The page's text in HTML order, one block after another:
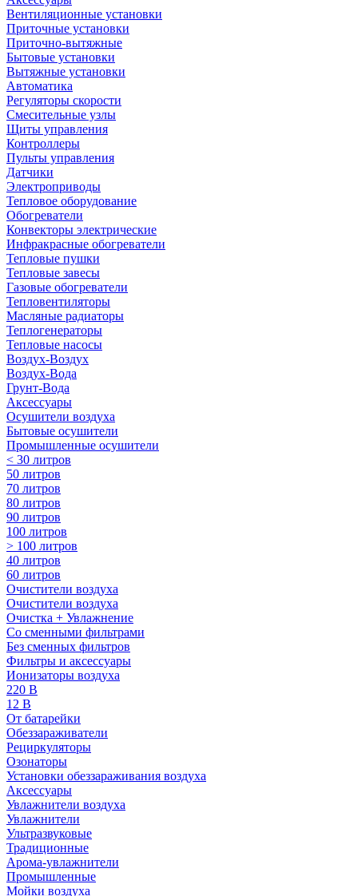
Вентиляционные установки
Приточные установки
Приточно-вытяжные
Бытовые установки
Вытяжные установки
Автоматика
Регуляторы скорости
Смесительные узлы
Щиты управления
Контроллеры
Пульты управления
Датчики
Электроприводы
Тепловое оборудование
Обогреватели
Конвекторы электрические
Инфракрасные обогреватели
Тепловые пушки
Тепловые завесы
Газовые обогреватели
Тепловентиляторы
Масляные радиаторы
Теплогенераторы
Тепловые насосы
Воздух-Воздух
Воздух-Вода
Грунт-Вода
Аксессуары
Осушители воздуха
Бытовые осушители
Промышленные осушители
< 30 литров
50 литров
70 литров
80 литров
90 литров
100 литров
> 100 литров
40 литров
60 литров
Очистители воздуха
Очистители воздуха
Очистка + Увлажнение
Cо сменными фильтрами
Без сменных фильтров
Фильтры и аксессуары
Ионизаторы воздуха
220 В
12 В
От батарейки
Обеззараживатели
Рециркуляторы
Озонаторы
Установки обеззараживания воздуха
Аксессуары
Увлажнители воздуха
Увлажнители
Ультразвуковые
Традиционные
Арома-увлажнители
Промышленные
Мойки воздуха